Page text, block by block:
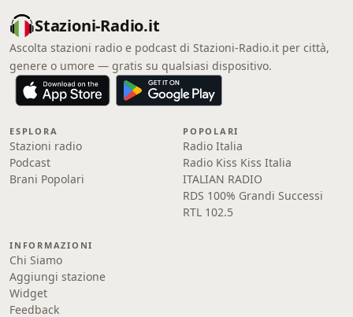
Stazioni-Radio.it
Ascolta stazioni radio e podcast di Stazioni-Radio.it per città,
genere o umore — gratis su qualsiasi dispositivo.
ESPLORA
Stazioni radio
Podcast
Brani Popolari
POPOLARI
Radio Italia
Radio Kiss Kiss Italia
ITALIAN RADIO
RDS 100% Grandi Successi
RTL 102.5
INFORMAZIONI
Chi Siamo
Aggiungi stazione
Widget
Feedback